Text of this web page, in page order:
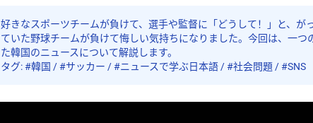
好きなスポーツチームが負けて、選手や監督に「どうして！」と、
ていた野球チームが負けて悔しい気持ちになりました。今回は、一
た韓国のニュースについて解説します。
タグ: #韓国 / #サッカー / #ニュースで学ぶ日本語 / #社会問題 / #SNS